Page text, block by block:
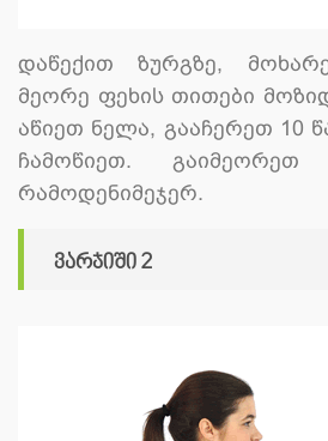
დაწექით ზურგზე,
მეორე ფეხის თითები
აწიეთ ნელა, გააჩერეთ 10
ჩამოწიეთ.
რამოდენიმეჯერ.
ვარჯიში 2